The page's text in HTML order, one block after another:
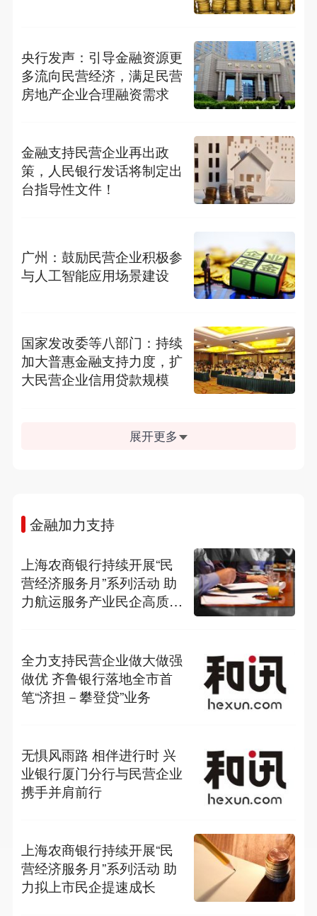
央行发声：引导金融资源更
多流向民营经济，满足民营
房地产企业合理融资需求
金融支持民营企业再出政
策，人民银行发话将制定出
台指导性文件！
广州：鼓励民营企业积极参
与人工智能应用场景建设
国家发改委等八部门：持续
加大普惠金融支持力度，扩
大民营企业信用贷款规模
展开更多
金融加力支持
上海农商银行持续开展“民
营经济服务月”系列活动 助
力航运服务产业民企高质量
全力支持民营企业做大做强
做优 齐鲁银行落地全市首
笔“济担－攀登贷”业务
无惧风雨路 相伴进行时 兴
业银行厦门分行与民营企业
携手并肩前行
上海农商银行持续开展“民
营经济服务月”系列活动 助
力拟上市民企提速成长